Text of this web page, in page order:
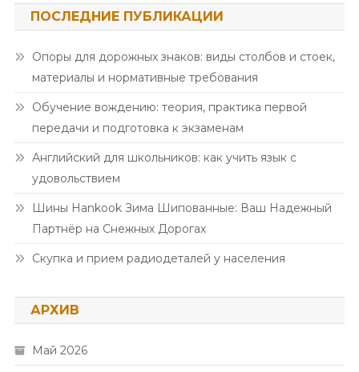
ПОСЛЕДНИЕ ПУБЛИКАЦИИ
Опоры для дорожных знаков: виды столбов и стоек,
материалы и нормативные требования
Обучение вождению: теория, практика первой
передачи и подготовка к экзаменам
Английский для школьников: как учить язык с
удовольствием
Шины Hankook Зима Шипованные: Ваш Надежный
Партнёр на Снежных Дорогах
Скупка и прием радиодеталей у населения
АРХИВ
Май 2026